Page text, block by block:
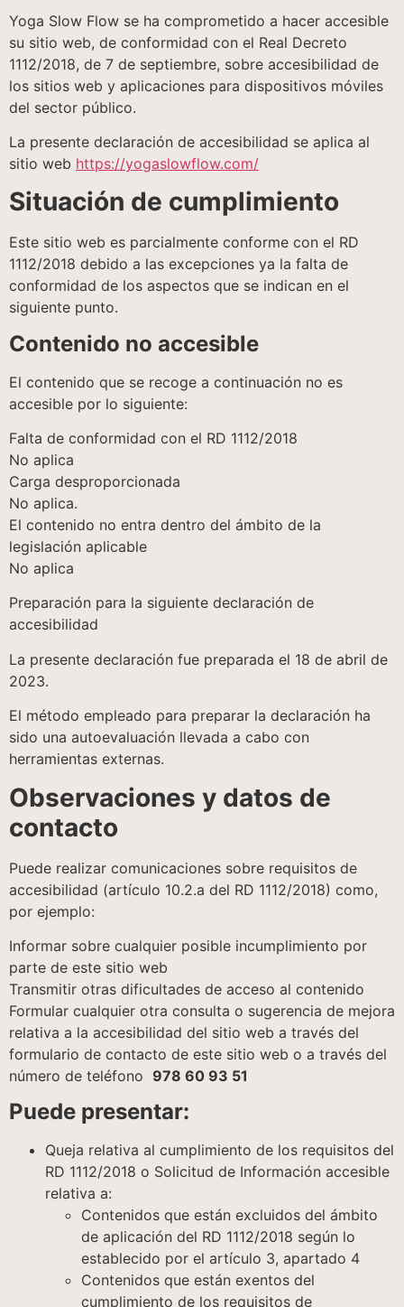
Yoga Slow Flow se ha comprometido a hacer accesible
su sitio web, de conformidad con el Real Decreto
1112/2018, de 7 de septiembre, sobre accesibilidad de
los sitios web y aplicaciones para dispositivos móviles
del sector público.
La presente declaración de accesibilidad se aplica al
sitio web https://yogaslowflow.com/
Situación de cumplimiento
Este sitio web es parcialmente conforme con el RD
1112/2018 debido a las excepciones ya la falta de
conformidad de los aspectos que se indican en el
siguiente punto.
Contenido no accesible
El contenido que se recoge a continuación no es
accesible por lo siguiente:
Falta de conformidad con el RD 1112/2018
No aplica
Carga desproporcionada
No aplica.
El contenido no entra dentro del ámbito de la
legislación aplicable
No aplica
Preparación para la siguiente declaración de
accesibilidad
La presente declaración fue preparada el 18 de abril de
2023.
El método empleado para preparar la declaración ha
sido una autoevaluación llevada a cabo con
herramientas externas.
Observaciones y datos de
contacto
Puede realizar comunicaciones sobre requisitos de
accesibilidad (artículo 10.2.a del RD 1112/2018) como,
por ejemplo:
Informar sobre cualquier posible incumplimiento por
parte de este sitio web
Transmitir otras dificultades de acceso al contenido
Formular cualquier otra consulta o sugerencia de mejora
relativa a la accesibilidad del sitio web a través del
formulario de contacto de este sitio web o a través del
número de teléfono 978 60 93 51
Puede presentar:
Queja relativa al cumplimiento de los requisitos del
RD 1112/2018 o Solicitud de Información accesible
relativa a:
Contenidos que están excluidos del ámbito
de aplicación del RD 1112/2018 según lo
establecido por el artículo 3, apartado 4
Contenidos que están exentos del
cumplimiento de los requisitos de